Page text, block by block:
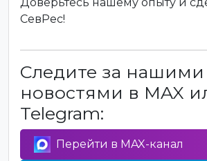
СевРес!
Следите за нашими
новостями в MAX
Telegram:
Перейти в MAX-канал